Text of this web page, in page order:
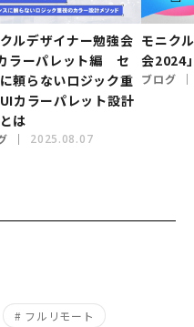
ルデザイナー勉強会
ラーパレット編 セ
頼らないロジック重
カラーパレット設計
は
2025.08.07
モニク
会2024
ブログ
# フルリモート